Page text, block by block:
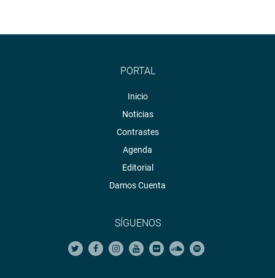
PORTAL
Inicio
Noticias
Contrastes
Agenda
Editorial
Damos Cuenta
SÍGUENOS